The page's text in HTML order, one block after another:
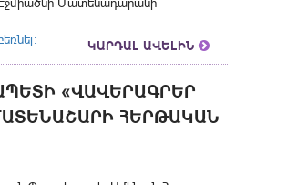
ԿԱՐԴԱԼ ԱՎԵԼԻՆ
«ՎԱՎԵՐԱԳՐԵՐ
ՀԵՐԹԱԿԱՆ